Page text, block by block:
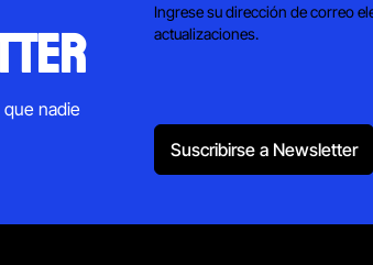
nadie
Ingrese su dirección de correo
actualizaciones.
Suscribirse a Newsletter